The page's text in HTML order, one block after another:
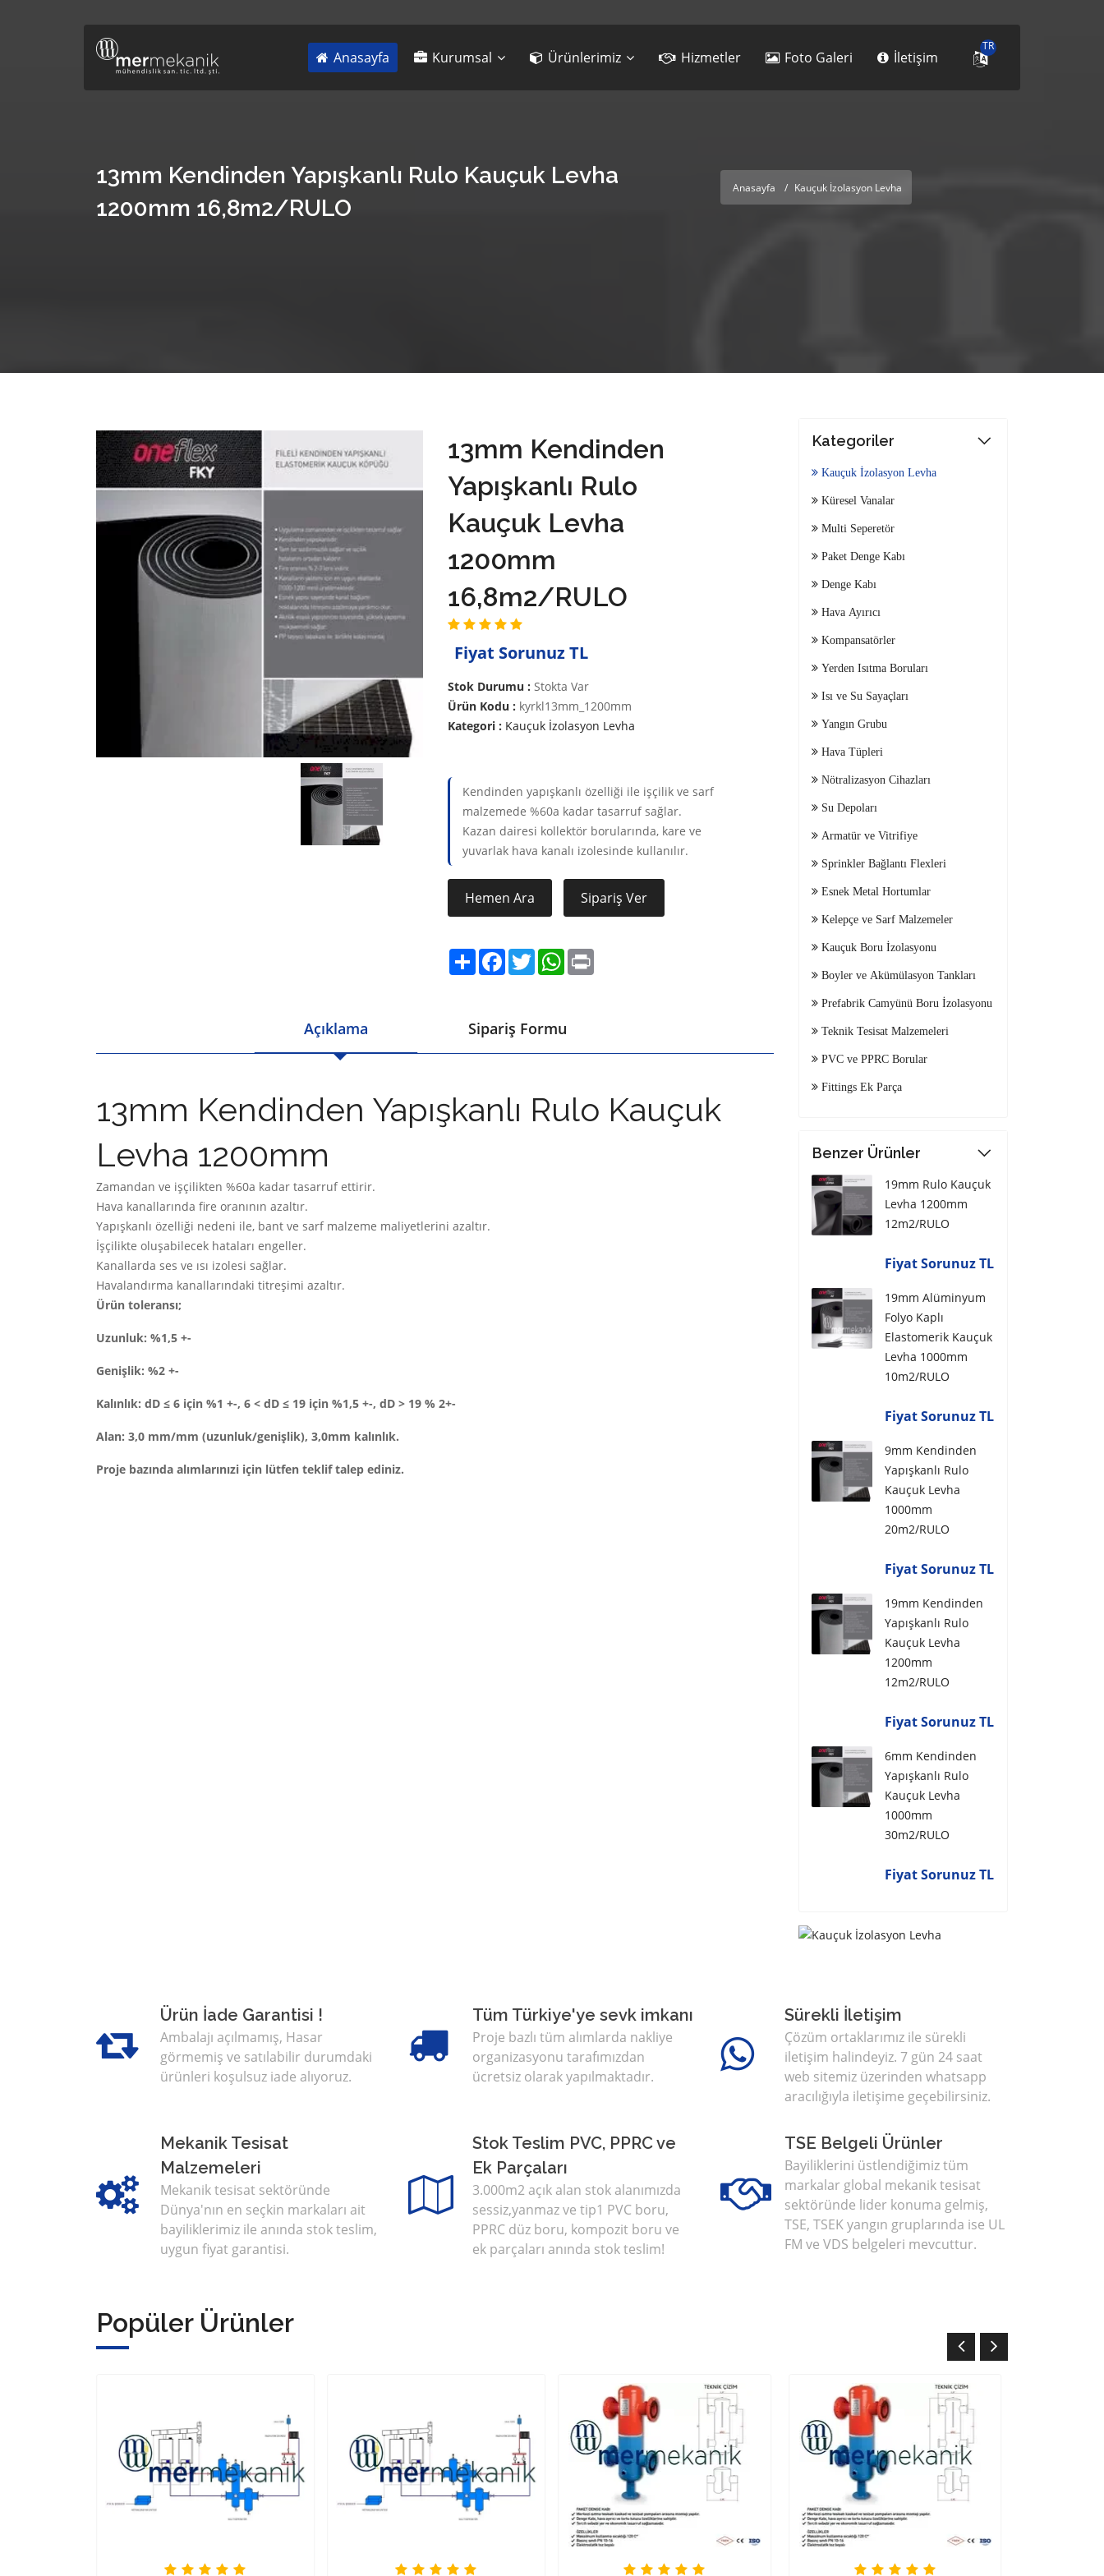
Anasayfa Kurumsal Ürünlerimiz Hizmetler Foto Galeri İletişim
TR
13mm Kendinden Yapışkanlı Rulo Kauçuk Levha
1200mm 16,8m2/RULO
Anasayfa Kauçuk İzolasyon Levha
13mm Kendinden
Yapışkanlı Rulo
Kauçuk Levha
1200mm
16,8m2/RULO
Fiyat Sorunuz TL
Stok Durumu : Stokta Var
Ürün Kodu : kyrkl13mm_1200mm
Kategori : Kauçuk İzolasyon Levha
Kendinden yapışkanlı özelliği ile işçilik ve sarf
malzemede %60a kadar tasarruf sağlar.
Kazan dairesi kollektör borularında, kare ve
yuvarlak hava kanalı izolesinde kullanılır.
Hemen Ara Sipariş Ver
ShareFacebook
TwitterWhatsApp
Print
Açıklama Sipariş Formu
13mm Kendinden Yapışkanlı Rulo Kauçuk
Levha 1200mm
Zamandan ve işçilikten %60a kadar tasarruf ettirir.
Hava kanallarında fire oranının azaltır.
Yapışkanlı özelliği nedeni ile, bant ve sarf malzeme maliyetlerini azaltır.
İşçilikte oluşabilecek hataları engeller.
Kanallarda ses ve ısı izolesi sağlar.
Havalandırma kanallarındaki titreşimi azaltır.
Ürün toleransı;
Uzunluk: %1,5 +-
Genişlik: %2 +-
Kalınlık: dD ≤ 6 için %1 +-, 6 < dD ≤ 19 için %1,5 +-, dD > 19 % 2+-
Alan: 3,0 mm/mm (uzunluk/genişlik), 3,0mm kalınlık.
Proje bazında alımlarınızi için lütfen teklif talep ediniz.
Kategoriler
Kauçuk İzolasyon Levha
Küresel Vanalar
Multi Seperetör
Paket Denge Kabı
Denge Kabı
Hava Ayırıcı
Kompansatörler
Yerden Isıtma Boruları
Isı ve Su Sayaçları
Yangın Grubu
Hava Tüpleri
Nötralizasyon Cihazları
Su Depoları
Armatür ve Vitrifiye
Sprinkler Bağlantı Flexleri
Esnek Metal Hortumlar
Kelepçe ve Sarf Malzemeler
Kauçuk Boru İzolasyonu
Boyler ve Akümülasyon Tankları
Prefabrik Camyünü Boru İzolasyonu
Teknik Tesisat Malzemeleri
PVC ve PPRC Borular
Fittings Ek Parça
Benzer Ürünler
19mm Rulo Kauçuk
Levha 1200mm
12m2/RULO
Fiyat Sorunuz TL
19mm Alüminyum
Folyo Kaplı
Elastomerik Kauçuk
Levha 1000mm
10m2/RULO
Fiyat Sorunuz TL
9mm Kendinden
Yapışkanlı Rulo
Kauçuk Levha
1000mm
20m2/RULO
Fiyat Sorunuz TL
19mm Kendinden
Yapışkanlı Rulo
Kauçuk Levha
1200mm
12m2/RULO
Fiyat Sorunuz TL
6mm Kendinden
Yapışkanlı Rulo
Kauçuk Levha
1000mm
30m2/RULO
Fiyat Sorunuz TL
Ürün İade Garantisi !
Ambalajı açılmamış, Hasar
görmemiş ve satılabilir durumdaki
ürünleri koşulsuz iade alıyoruz.
Tüm Türkiye'ye sevk imkanı
Proje bazlı tüm alımlarda nakliye
organizasyonu tarafımızdan
ücretsiz olarak yapılmaktadır.
Sürekli İletişim
Çözüm ortaklarımız ile sürekli
iletişim halindeyiz. 7 gün 24 saat
web sitemiz üzerinden whatsapp
aracılığıyla iletişime geçebilirsiniz.
Mekanik Tesisat
Malzemeleri
Mekanik tesisat sektöründe
Dünya'nın en seçkin markaları ait
bayiliklerimiz ile anında stok teslim,
uygun fiyat garantisi.
Stok Teslim PVC, PPRC ve
Ek Parçaları
3.000m2 açık alan stok alanımızda
sessiz,yanmaz ve tip1 PVC boru,
PPRC düz boru, kompozit boru ve
ek parçaları anında stok teslim!
TSE Belgeli Ürünler
Bayiliklerini üstlendiğimiz tüm
markalar global mekanik tesisat
sektöründe lider konuma gelmiş,
TSE, TSEK yangın gruplarında ise UL
FM ve VDS belgeleri mevcuttur.
Popüler Ürünler